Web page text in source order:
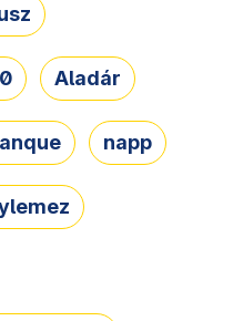
Aladár
napp